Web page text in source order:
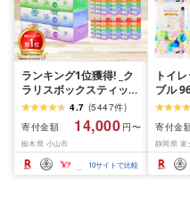
ランキング1位獲得! _ク
ラリスボックスティッシ
ュ60箱(1箱220組(440
枚))(5個入り×12セット)_
ティッシュ ティッシュ
ペーパー 日用品 常備品
生活用品 まとめ買い [配
送不可地域:離島・沖縄
4.7 (5447件)
寄付金額
14,000 円〜
栃木県 小山市
10サイトで比較
トイ
ブル
ト
寄付金
静岡県 富